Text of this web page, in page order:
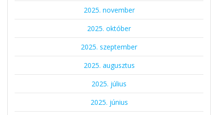
2025. november
2025. október
2025. szeptember
2025. augusztus
2025. július
2025. június